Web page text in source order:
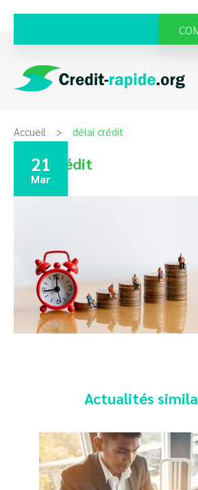
Accueil délai crédit
délai crédit
21
Mar
Actualités